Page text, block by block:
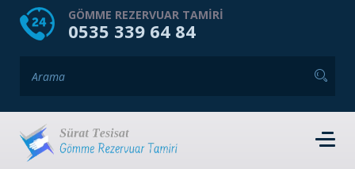
HOME HAKKIMIZDA
GÖMME REZERVUAR TAMIRI
0535 339 64 84